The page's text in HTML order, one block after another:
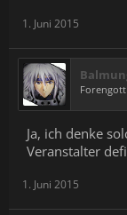
1. Juni 2015
Forengott
Ja, ich denke
Veranstalter
1. Juni 2015